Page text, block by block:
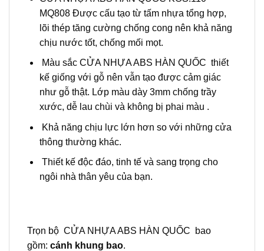
MQ808 Được cấu tạo từ tấm nhựa tổng hợp,
lõi thép tăng cường chống cong nên khả năng
chịu nước tốt, chống mối mọt.
Màu sắc CỬA NHỰA ABS HÀN QUỐC thiết
kế giống với gỗ nên vẫn tạo được cảm giác
như gỗ thật. Lớp màu dày 3mm chống trầy
xước, dễ lau chùi và không bị phai màu .
Khả năng chịu lực lớn hơn so với những cửa
thông thường khác.
Thiết kế độc đáo, tinh tế và sang trọng cho
ngôi nhà thân yêu của bạn.
Trọn bộ CỬA NHỰA ABS HÀN QUỐC bao
gồm: cánh khung bao.